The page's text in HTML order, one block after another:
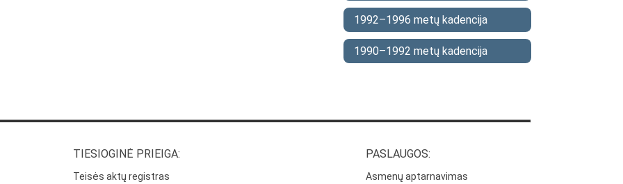
1992–1996 metų kadencija
1990–1992 metų kadencija
TIESIOGINĖ PRIEIGA:
Teisės aktų registras
PASLAUGOS:
Asmenų aptarnavimas